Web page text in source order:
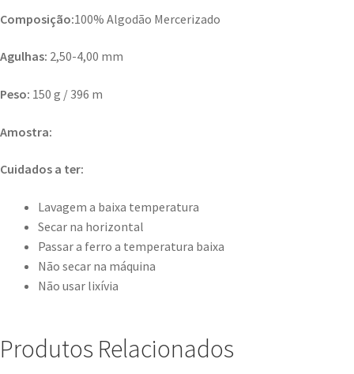
Composição:100% Algodão Mercerizado
Agulhas: 2,50-4,00 mm
Peso: 150 g / 396 m
Amostra:
Cuidados a ter:
Lavagem a baixa temperatura
Secar na horizontal
Passar a ferro a temperatura baixa
Não secar na máquina
Não usar lixívia
Produtos Relacionados